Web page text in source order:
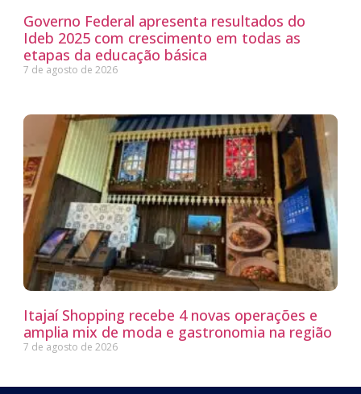
Governo Federal apresenta resultados do
Ideb 2025 com crescimento em todas as
etapas da educação básica
7 de agosto de 2026
Itajaí Shopping recebe 4 novas operações e
amplia mix de moda e gastronomia na região
7 de agosto de 2026